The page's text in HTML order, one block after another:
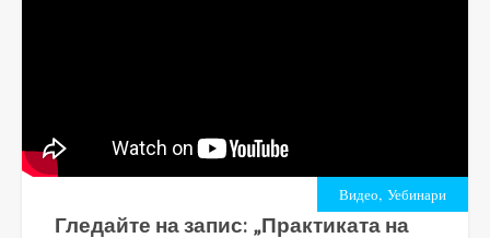
Видео, Уебинари
Гледайте на запис: „Практиката на